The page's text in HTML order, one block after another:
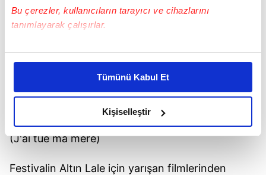
Bu çerezler, kullanıcıların tarayıcı ve cihazlarını
tanımlayarak çalışırlar.
Bu çerezlere izin vermeniz halinde sizlere özel
daha iyi reklam deneyimi yaşatabiliriz. Bunu yaparken
amacımızın size daha iyi bir reklam deneyimi sunmak
olduğunu ve sizlere en iyi içerikleri sunabilmek adına
elimizden gelen çabayı gösterdiğimizi ve bu noktada,
reklamların maliyetlerimizi karşılamak noktasında tek gelir
Tümünü Kabul Et
Kişiselleştir
Annemi Öldürdüm
(J'ai tué ma mère)
Festivalin Altın Lale için yarışan filmlerinden